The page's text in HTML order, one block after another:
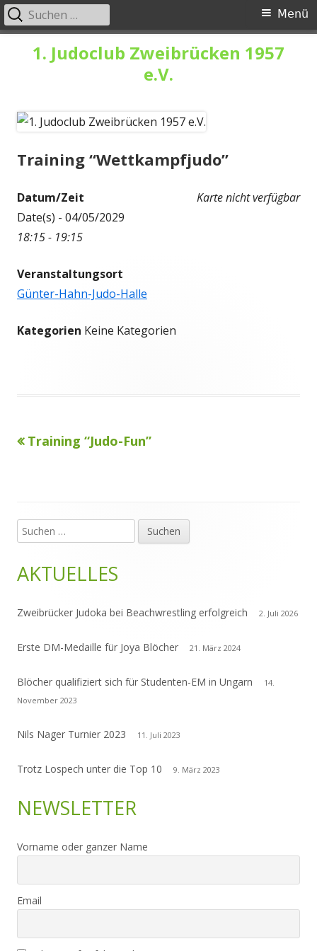
1. Judoclub Zweibrücken 1957
e.V.
Primäres
Menü
Menü
Suchen
nach:
Training “Wettkampfjudo”
Karte nicht verfügbar
Datum/Zeit
Date(s) - 04/05/2029
18:15 - 19:15
Veranstaltungsort
Günter-Hahn-Judo-Halle
Kategorien Keine Kategorien
Beitragsnavigation
Vorheriger
Training “Judo-Fun”
Haupt-
Seitenleiste
Suchen
nach:
AKTUELLES
Zweibrücker Judoka bei Beachwrestling erfolgreich 2. Juli 2026
Erste DM-Medaille für Joya Blöcher 21. März 2024
Blöcher qualifiziert sich für Studenten-EM in Ungarn
14.
November 2023
Nils Nager Turnier 2023 11. Juli 2023
Trotz Lospech unter die Top 10 9. März 2023
NEWSLETTER
Vorname oder ganzer Name
Email